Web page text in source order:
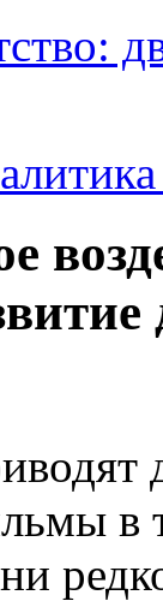
в